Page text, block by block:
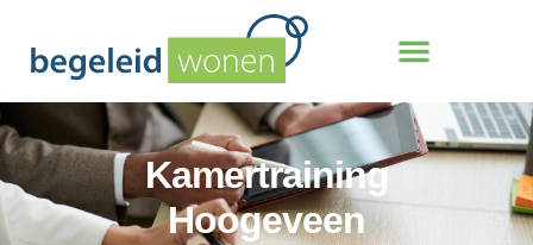
Kamertraining
Hoogeveen